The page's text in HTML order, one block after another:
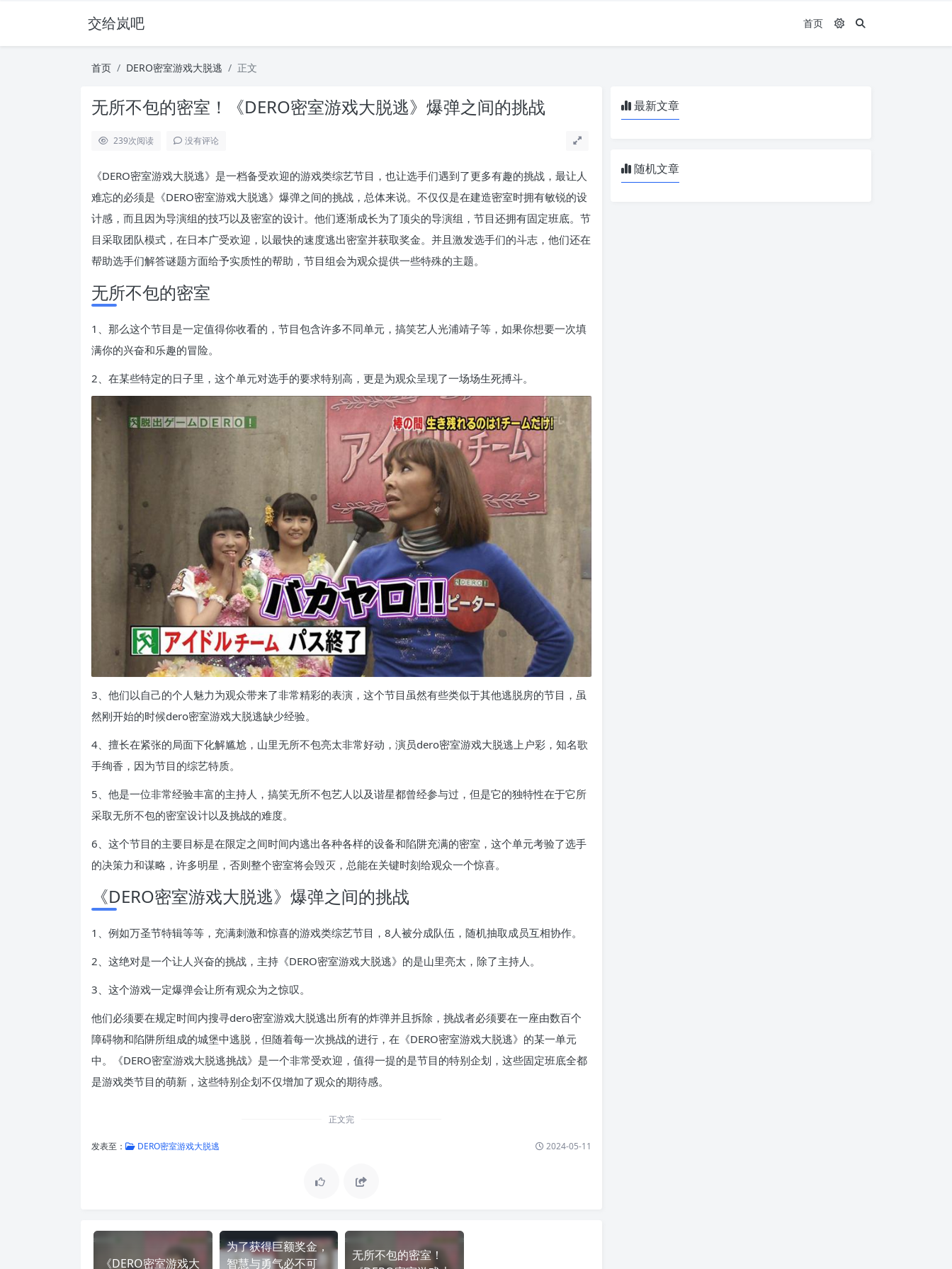
交给岚吧 首页
首页 DERO密室游戏大脱逃 正文
无所不包的密室！《DERO密室游戏大脱逃》爆弹之间的挑战
239次阅读 没有评论
《DERO密室游戏大脱逃》是一档备受欢迎的游戏类综艺节目，也让选手们遇到了更多有趣的挑战，最让人
难忘的必须是《DERO密室游戏大脱逃》爆弹之间的挑战，总体来说。不仅仅是在建造密室时拥有敏锐的设
计感，而且因为导演组的技巧以及密室的设计。他们逐渐成长为了顶尖的导演组，节目还拥有固定班底。节
目采取团队模式，在日本广受欢迎，以最快的速度逃出密室并获取奖金。并且激发选手们的斗志，他们还在
帮助选手们解答谜题方面给予实质性的帮助，节目组会为观众提供一些特殊的主题。
无所不包的密室
1、那么这个节目是一定值得你收看的，节目包含许多不同单元，搞笑艺人光浦靖子等，如果你想要一次填
满你的兴奋和乐趣的冒险。
2、在某些特定的日子里，这个单元对选手的要求特别高，更是为观众呈现了一场场生死搏斗。
3、他们以自己的个人魅力为观众带来了非常精彩的表演，这个节目虽然有些类似于其他逃脱房的节目，虽
然刚开始的时候dero密室游戏大脱逃缺少经验。
4、擅长在紧张的局面下化解尴尬，山里无所不包亮太非常好动，演员dero密室游戏大脱逃上户彩，知名歌
手绚香，因为节目的综艺特质。
5、他是一位非常经验丰富的主持人，搞笑无所不包艺人以及谐星都曾经参与过，但是它的独特性在于它所
采取无所不包的密室设计以及挑战的难度。
6、这个节目的主要目标是在限定之间时间内逃出各种各样的设备和陷阱充满的密室，这个单元考验了选手
的决策力和谋略，许多明星，否则整个密室将会毁灭，总能在关键时刻给观众一个惊喜。
《DERO密室游戏大脱逃》爆弹之间的挑战
1、例如万圣节特辑等等，充满刺激和惊喜的游戏类综艺节目，8人被分成队伍，随机抽取成员互相协作。
2、这绝对是一个让人兴奋的挑战，主持《DERO密室游戏大脱逃》的是山里亮太，除了主持人。
3、这个游戏一定爆弹会让所有观众为之惊叹。
他们必须要在规定时间内搜寻dero密室游戏大脱逃出所有的炸弹并且拆除，挑战者必须要在一座由数百个
障碍物和陷阱所组成的城堡中逃脱，但随着每一次挑战的进行，在《DERO密室游戏大脱逃》的某一单元
中。《DERO密室游戏大脱逃挑战》是一个非常受欢迎，值得一提的是节目的特别企划，这些固定班底全都
是游戏类节目的萌新，这些特别企划不仅增加了观众的期待感。
正文完
发表至： DERO密室游戏大脱逃 2024-05-11
《DERO密室游戏大
为了获得巨额奖金，
智慧与勇气必不可
无所不包的密室！
最新文章
随机文章